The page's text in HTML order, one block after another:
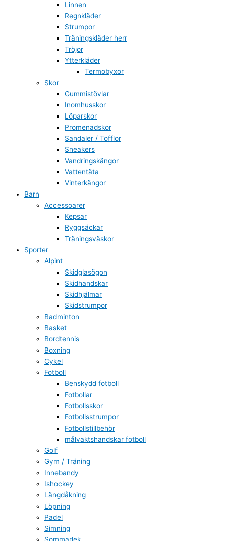
Linnen
Regnkläder
Strumpor
Träningskläder herr
Tröjor
Ytterkläder
Termobyxor
Skor
Gummistövlar
Inomhusskor
Löparskor
Promenadskor
Sandaler / Tofflor
Sneakers
Vandringskängor
Vattentäta
Vinterkängor
Barn
Accessoarer
Kepsar
Ryggsäckar
Träningsväskor
Sporter
Alpint
Skidglasögon
Skidhandskar
Skidhjälmar
Skidstrumpor
Badminton
Basket
Bordtennis
Boxning
Cykel
Fotboll
Benskydd fotboll
Fotbollar
Fotbollsskor
Fotbollsstrumpor
Fotbollstillbehör
målvaktshandskar fotboll
Golf
Gym / Träning
Innebandy
Ishockey
Längdåkning
Löpning
Padel
Simning